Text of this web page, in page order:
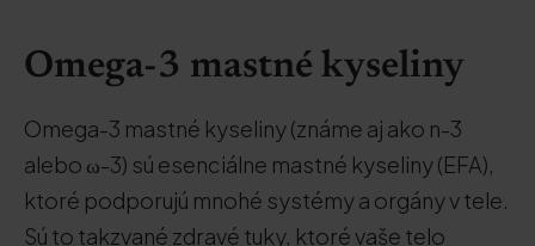
Omega-3 mastné kyseliny
Omega-3 mastné kyseliny (známe aj ako n-3
alebo ω-3) sú esenciálne mastné kyseliny (EFA),
ktoré podporujú mnohé systémy a orgány v tele.
Sú to takzvané zdravé tuky, ktoré vaše telo